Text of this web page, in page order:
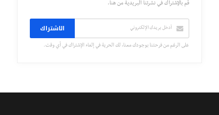
قم بالإشتراك في نشرتنا البريدية من هنا.
الاشتراك
على الرغم من فرحتنا بوجودك معنا، لك الحرية في إلغاء الإشتراك في أي وقت.